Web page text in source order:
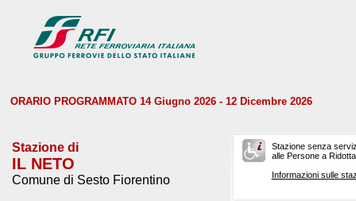
ORARIO PROGRAMMATO 14 Giugno 2026 - 12 Dicembre 2026
Stazione di
IL NETO
Comune di Sesto Fiorentino
Stazione senza
alle Persone a
Informazioni sulle